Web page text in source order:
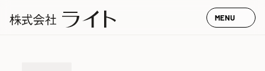
MENU